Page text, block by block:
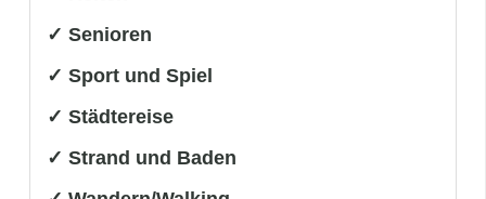
✓ Senioren
✓ Sport und Spiel
✓ Städtereise
✓ Strand und Baden